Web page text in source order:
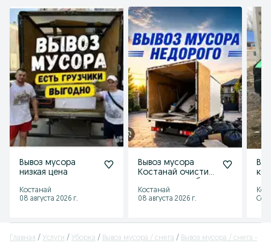
Вывоз мусора
низкая цена
Костанай
08 августа 2026 г.
Вывоз мусора
Костанай очистим
время
Костанай
08 августа 2026 г.
Главная Услуги Уборка Вывоз мусора / снега Вывоз мусора / снега -